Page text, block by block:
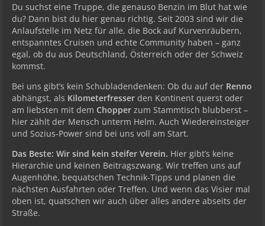
Du suchst eine Truppe, die genauso Benzin im Blut hat wie
du? Dann bist du hier genau richtig. Seit 2003 sind wir die
Anlaufstelle im Netz für alle, die Bock auf Kurvenräubern,
entspanntes Cruisen und echte Community haben – ganz
egal, ob du aus Deutschland, Österreich oder der Schweiz
kommst.
Bei uns gibt’s kein Schubladendenken: Ob du auf der Renno
abhängst, als Kilometerfresser den Kontinent querst oder
am liebsten mit dem Chopper zum Stammtisch blubberst –
hier zählt der Mensch unterm Helm. Auch Wiedereinsteiger
und Sozius-Power sind bei uns voll am Start.
Das Beste: Wir sind kein steifer Verein. Hier gibt’s keine
Hierarchie und keinen Beitragszwang. Wir treffen uns auf
Augenhöhe, bequatschen Technik-Tipps und planen die
nächsten Ausfahrten oder Treffen. Und wenn das Visier mal
oben ist, quatschen wir auch über alles andere abseits der
Straße.